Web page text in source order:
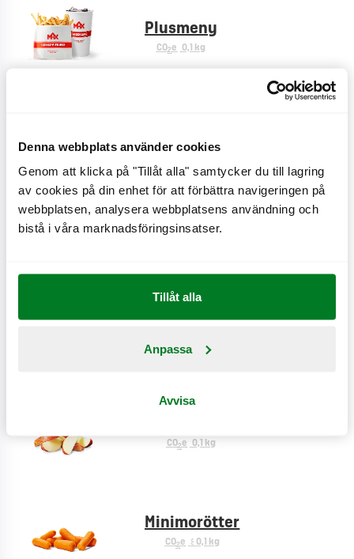
Denna webbplats använder cookies
Genom att klicka på "Tillåt alla" samtycker du till lagring
av cookies på din enhet för att förbättra navigeringen på
webbplatsen, analysera webbplatsens användning och
bistå i våra marknadsföringsinsatser.
Tillåt alla
Anpassa
Avvisa
Plusmeny
CO2e 0,1 kg
CO 2e 0,9 kg
Creole fries
2 0,2 kg
CO2e 0,1 kg
Minimorötter
CO2e < 0,1 kg